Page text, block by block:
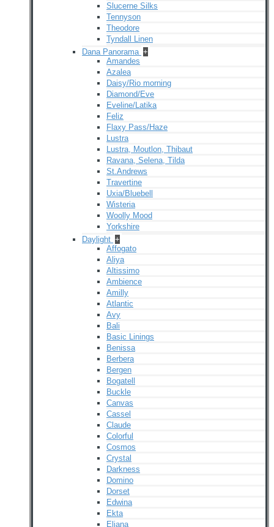
Slucerne Silks
Tennyson
Theodore
Tyndall Linen
Dana Panorama +
Amandes
Azalea
Daisy/Rio morning
Diamond/Eve
Eveline/Latika
Feliz
Flaxy Pass/Haze
Lustra
Lustra, Moutlon, Thibaut
Ravana, Selena, Tilda
St.Andrews
Travertine
Uxia/Bluebell
Wisteria
Woolly Mood
Yorkshire
Daylight +
Affogato
Aliya
Altissimo
Ambience
Amilly
Atlantic
Avy
Bali
Basic Linings
Benissa
Berbera
Bergen
Bogatell
Buckle
Canvas
Cassel
Claude
Colorful
Cosmos
Crystal
Darkness
Domino
Dorset
Edwina
Ekta
Eliana